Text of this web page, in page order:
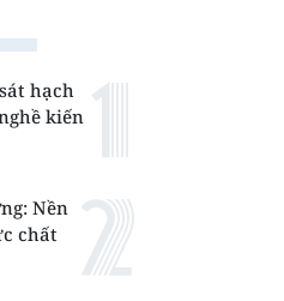
hạch
kiến
Nền
chất